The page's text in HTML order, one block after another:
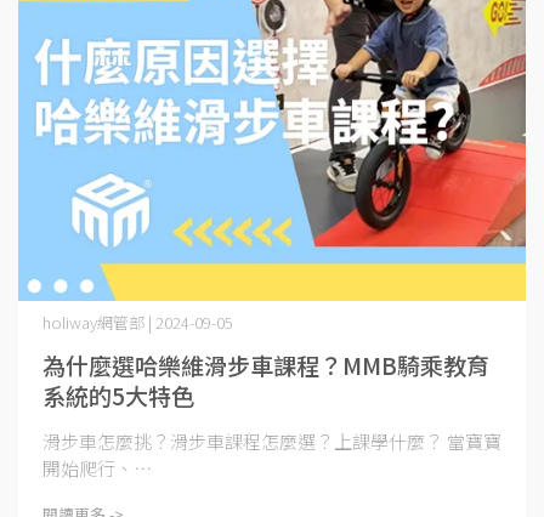
為什麼選哈樂維滑步車課程？MMB騎乘教育
系統的5大特色
holiway網管部 | 2024-09-05
滑步車怎麼挑？滑步車課程怎麼選？上課學什麼？ 當寶寶
開始爬行、⋯